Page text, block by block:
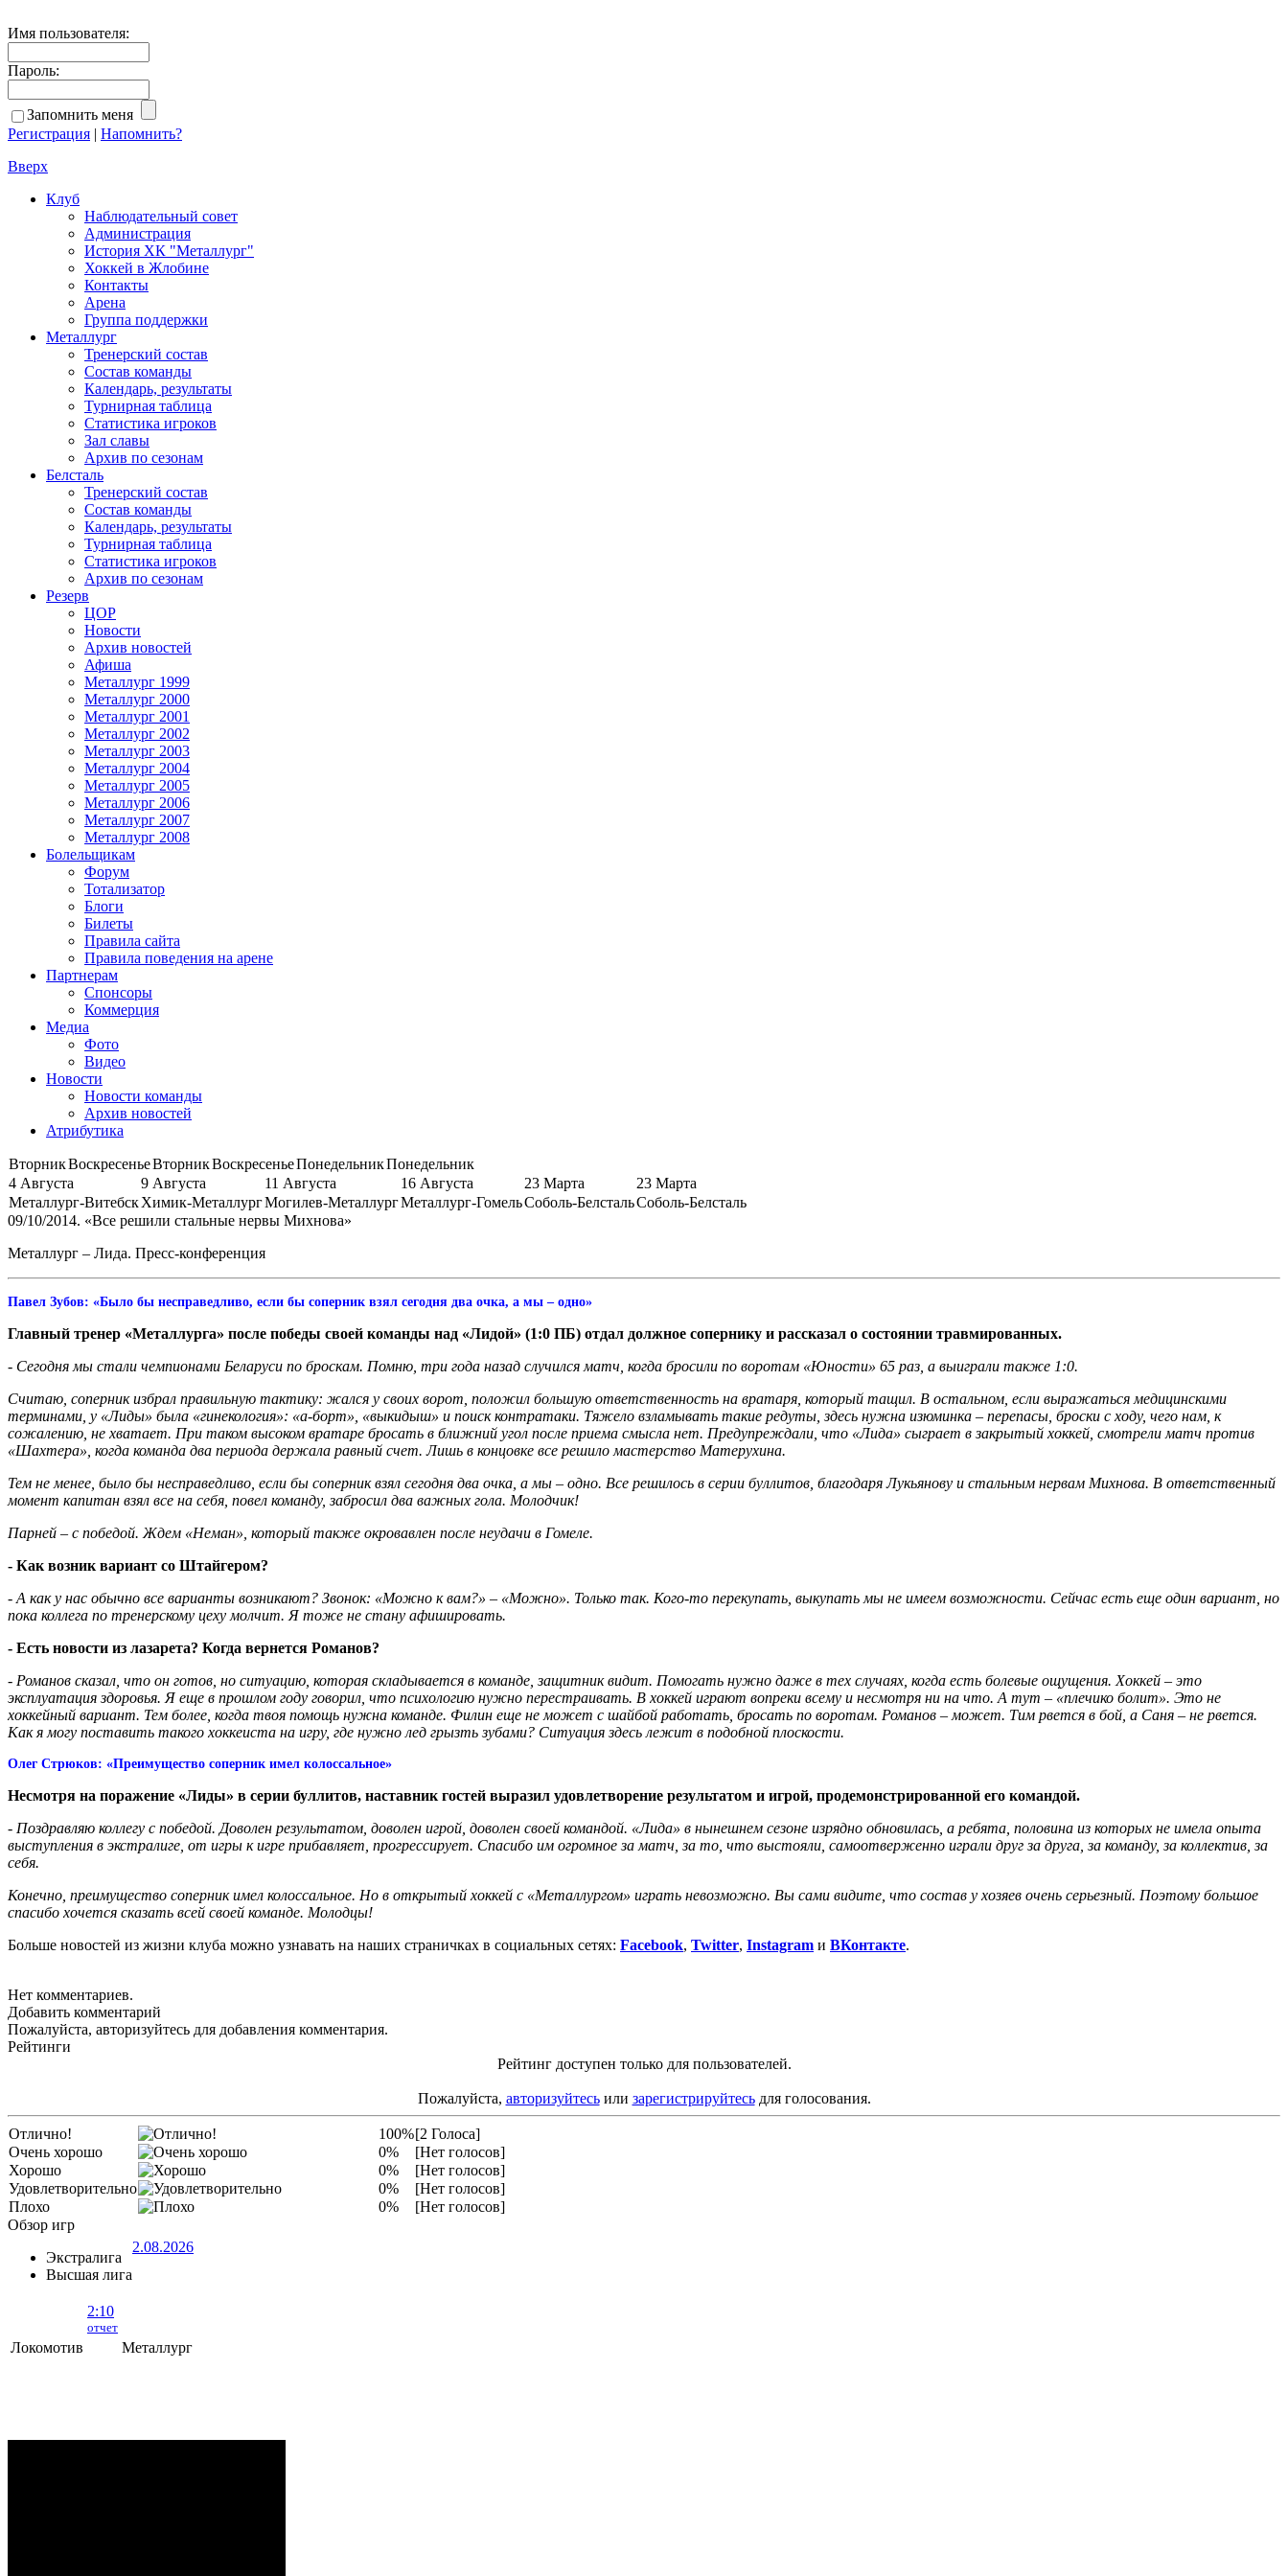
Имя пользователя:
Пароль:
Запомнить меня
Регистрация | Напомнить?
Вверх
Клуб
Наблюдательный совет
Администрация
История ХК "Металлург"
Хоккей в Жлобине
Контакты
Арена
Группа поддержки
Металлург
Тренерский состав
Состав команды
Календарь, результаты
Турнирная таблица
Статистика игроков
Зал славы
Архив по сезонам
Белсталь
Тренерский состав
Состав команды
Календарь, результаты
Турнирная таблица
Статистика игроков
Архив по сезонам
Резерв
ЦОР
Новости
Архив новостей
Афиша
Металлург 1999
Металлург 2000
Металлург 2001
Металлург 2002
Металлург 2003
Металлург 2004
Металлург 2005
Металлург 2006
Металлург 2007
Металлург 2008
Болельщикам
Форум
Тотализатор
Блоги
Билеты
Правила сайта
Правила поведения на арене
Партнерам
Спонсоры
Коммерция
Медиа
Фото
Видео
Новости
Новости команды
Архив новостей
Атрибутика
ВторникВоскресеньеВторникВоскресеньеПонедельникПонедельник
4 Августа
9 Августа 11 Августа 16 Августа 23 Марта
23 Марта
Металлург-ВитебскХимик-МеталлургМогилев-МеталлургМеталлург-ГомельСоболь-БелстальСоболь-Белсталь
09/10/2014. «Все решили стальные нервы Михнова»
Металлург – Лида. Пресс-конференция
Павел Зубов: «Было бы несправедливо, если бы соперник взял сегодня два очка, а мы – одно»
Главный тренер «Металлурга» после победы своей команды над «Лидой» (1:0 ПБ) отдал должное сопернику и рассказал о состоянии травмированных.
- Сегодня мы стали чемпионами Беларуси по броскам. Помню, три года назад случился матч, когда бросили по воротам «Юности» 65 раз, а выиграли также 1:0.
Считаю, соперник избрал правильную тактику: жался у своих ворот, положил большую ответственность на вратаря, который тащил. В остальном, если выражаться медицинскими
терминами, у «Лиды» была «гинекология»: «а-борт», «выкидыш» и поиск контратаки. Тяжело взламывать такие редуты, здесь нужна изюминка – перепасы, броски с ходу, чего нам, к
сожалению, не хватает. При таком высоком вратаре бросать в ближний угол после приема смысла нет. Предупреждали, что «Лида» сыграет в закрытый хоккей, смотрели матч против
«Шахтера», когда команда два периода держала равный счет. Лишь в концовке все решило мастерство Матерухина.
Тем не менее, было бы несправедливо, если бы соперник взял сегодня два очка, а мы – одно. Все решилось в серии буллитов, благодаря Лукьянову и стальным нервам Михнова. В ответственный
момент капитан взял все на себя, повел команду, забросил два важных гола. Молодчик!
Парней – с победой. Ждем «Неман», который также окровавлен после неудачи в Гомеле.
- Как возник вариант со Штайгером?
- А как у нас обычно все варианты возникают? Звонок: «Можно к вам?» – «Можно». Только так. Кого-то перекупать, выкупать мы не имеем возможности. Сейчас есть еще один вариант, но
пока коллега по тренерскому цеху молчит. Я тоже не стану афишировать.
- Есть новости из лазарета? Когда вернется Романов?
- Романов сказал, что он готов, но ситуацию, которая складывается в команде, защитник видит. Помогать нужно даже в тех случаях, когда есть болевые ощущения. Хоккей – это
эксплуатация здоровья. Я еще в прошлом году говорил, что психологию нужно перестраивать. В хоккей играют вопреки всему и несмотря ни на что. А тут – «плечико болит». Это не
хоккейный вариант. Тем более, когда твоя помощь нужна команде. Филин еще не может с шайбой работать, бросать по воротам. Романов – может. Тим рвется в бой, а Саня – не рвется.
Как я могу поставить такого хоккеиста на игру, где нужно лед грызть зубами? Ситуация здесь лежит в подобной плоскости.
Олег Стрюков: «Преимущество соперник имел колоссальное»
Несмотря на поражение «Лиды» в серии буллитов, наставник гостей выразил удовлетворение результатом и игрой, продемонстрированной его командой.
- Поздравляю коллегу с победой. Доволен результатом, доволен игрой, доволен своей командой. «Лида» в нынешнем сезоне изрядно обновилась, а ребята, половина из которых не имела опыта
выступления в экстралиге, от игры к игре прибавляет, прогрессирует. Спасибо им огромное за матч, за то, что выстояли, самоотверженно играли друг за друга, за команду, за коллектив, за
себя.
Конечно, преимущество соперник имел колоссальное. Но в открытый хоккей с «Металлургом» играть невозможно. Вы сами видите, что состав у хозяев очень серьезный. Поэтому большое
спасибо хочется сказать всей своей команде. Молодцы!
Больше новостей из жизни клуба можно узнавать на наших страничках в социальных сетях: Facebook, Twitter, Instagram и ВКонтакте.
Нет комментариев.
Добавить комментарий
Пожалуйста, авторизуйтесь для добавления комментария.
Рейтинги
Рейтинг доступен только для пользователей.
Пожалуйста, авторизуйтесьили зарегистрируйтесьдля голосования.
Отлично! 100%[2 Голоса]
Очень хорошо
0%
[Нет голосов]
Хорошо
0%
[Нет голосов]
Удовлетворительно
0%
[Нет голосов]
Плохо
0%
[Нет голосов]
Обзор игр
Экстралига
Высшая лига
2.08.2026
2:10
отчет
Локомотив Металлург